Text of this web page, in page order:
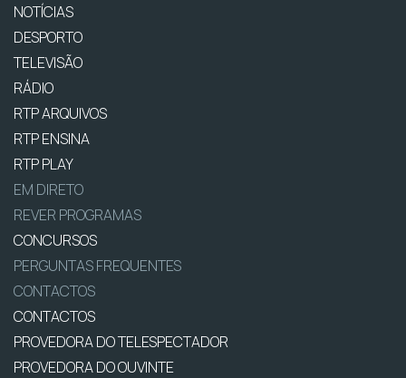
NOTÍCIAS
DESPORTO
TELEVISÃO
RÁDIO
RTP ARQUIVOS
RTP ENSINA
RTP PLAY
EM DIRETO
REVER PROGRAMAS
CONCURSOS
PERGUNTAS FREQUENTES
CONTACTOS
CONTACTOS
PROVEDORA DO TELESPECTADOR
PROVEDORA DO OUVINTE